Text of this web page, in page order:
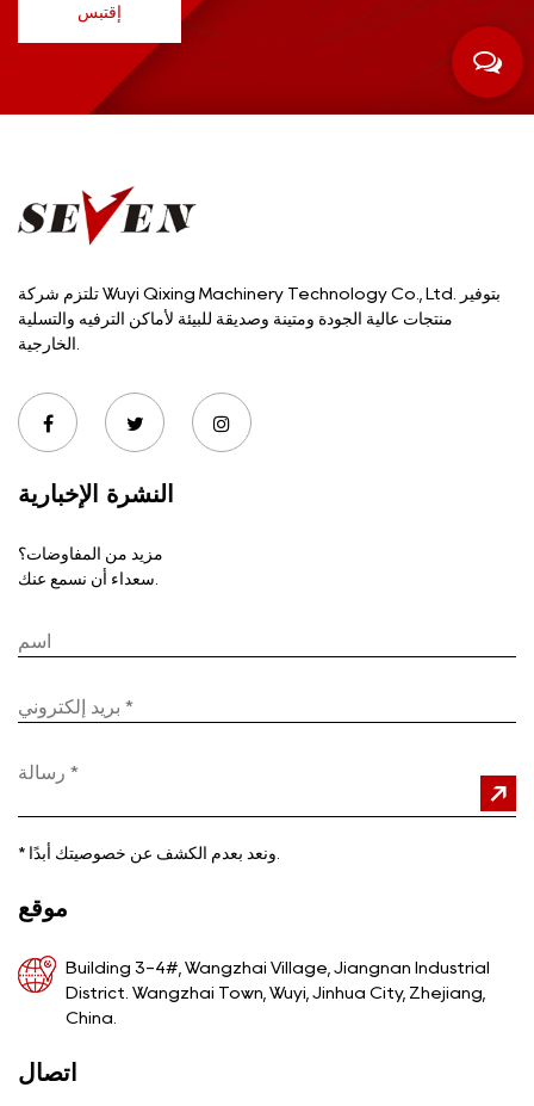
إقتبس
تلتزم شركة Wuyi Qixing Machinery Technology Co., Ltd. بتوفير
منتجات عالية الجودة ومتينة وصديقة للبيئة لأماكن الترفيه والتسلية
النشرة الإخبارية
مزيد من المفاوضات؟
*
موقع
Building 3-4#, Wangzhai Village, Jiangnan Industrial
District. Wangzhai Town, Wuyi, Jinhua City, Zhejiang,
China.
اتصال